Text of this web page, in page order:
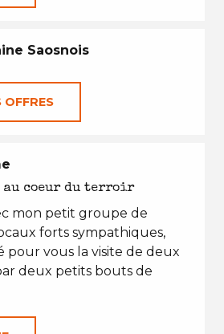
Saosnois
OFFRES
au coeur du terroir
mon petit groupe de
forts sympathiques,
pour vous la visite de deux
deux petits bouts de